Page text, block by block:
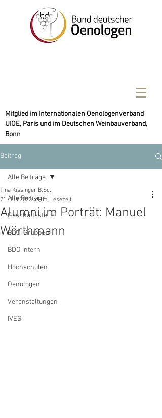
Mitglied im Internationalen Oenologenverband
UIOE, Paris und im Deutschen Weinbauverband,
Bonn
Beitrag
Alle Beiträge
Geschäftsstelle
BDO-Gruppen
BDO intern
Hochschulen
Oenologen
Veranstaltungen
IVES
Alle Beiträge
Alumni im Porträt: Manuel
Wörthmann
Tina Kissinger B.Sc.
21. Juli 2023 4 Min. Lesezeit